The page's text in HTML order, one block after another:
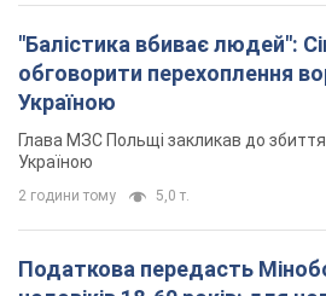
"Балістика вбиває людей":
обговорити перехоплення
Україною
Глава МЗС Польщі закликав до
Україною
2 години тому 5,0 т.
Податкова передасть